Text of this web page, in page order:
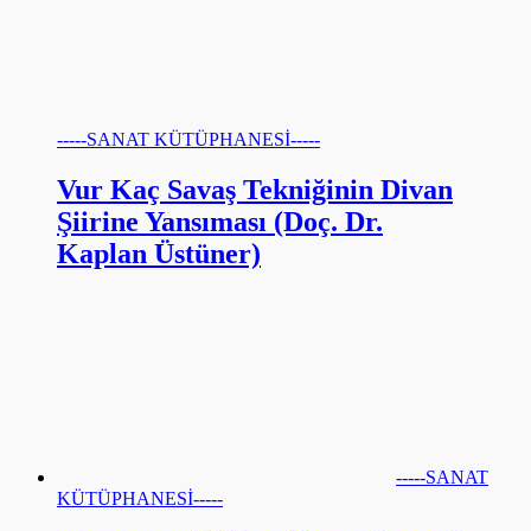
-----SANAT KÜTÜPHANESİ-----
Vur Kaç Savaş Tekniğinin Divan
Şiirine Yansıması (Doç. Dr.
Kaplan Üstüner)
-----SANAT
KÜTÜPHANESİ-----